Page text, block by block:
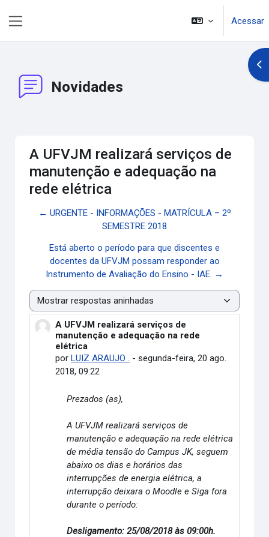
Acessar
Novidades
A UFVJM realizará serviços de
manutenção e adequação na
rede elétrica
← URGENTE - INFORMAÇÕES - MATRÍCULA – 2º
SEMESTRE 2018
Está aberto o período para que discentes e
docentes da UFVJM possam responder ao
Instrumento de Avaliação do Ensino - IAE. →
Modo de visualização
A UFVJM realizará serviços de
manutenção e adequação na rede
elétrica
porLUIZ ARAUJO . -segunda-feira, 20 ago.
2018, 09:22
Número de respostas: 0
Prezados (as),
A UFVJM realizará serviços de
manutenção e adequação na rede elétrica
de média tensão do Campus JK, seguem
abaixo os dias e horários das
interrupções de energia elétrica, a
interrupção deixara o Moodle e Siga fora
durante o período:
Desligamento: 25/08/2018 às 09:00h.